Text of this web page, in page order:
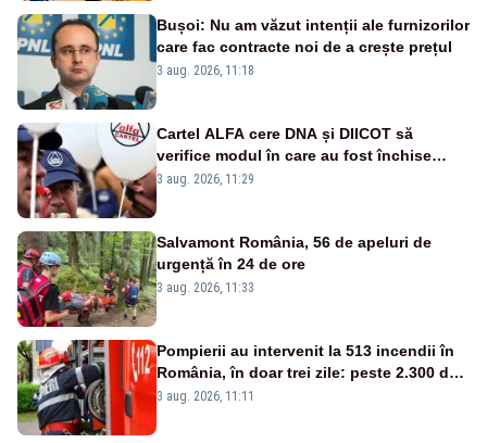
Bușoi: Nu am văzut intenții ale furnizorilor
care fac contracte noi de a crește prețul
3 aug. 2026, 11:18
Cartel ALFA cere DNA și DIICOT să
verifice modul în care au fost închise
centralele pe cărbune
3 aug. 2026, 11:29
Salvamont România, 56 de apeluri de
urgență în 24 de ore
3 aug. 2026, 11:33
Pompierii au intervenit la 513 incendii în
România, în doar trei zile: peste 2.300 de
hectare de teren au fost afectate
3 aug. 2026, 11:11